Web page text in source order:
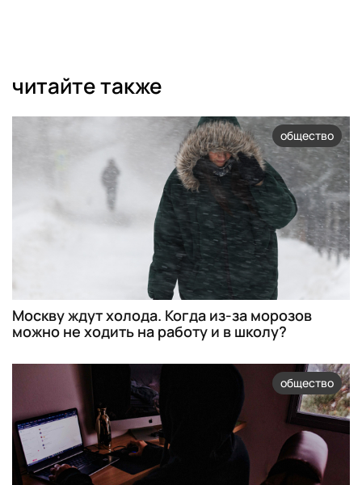
читайте также
общество
Москву ждут холода. Когда из-за морозов
можно не ходить на работу и в школу?
общество